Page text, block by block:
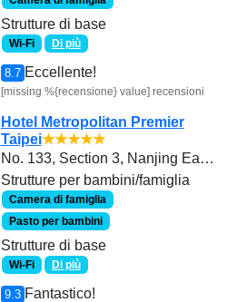
Strutture di base
Wi-Fi Di più
8.7 Eccellente!
[missing %{recensione} value] recensioni
Hotel Metropolitan Premier
Taipei★★★★★
No. 133, Section 3, Nanjing East Road
Strutture per bambini/famiglia
Camera di famiglia
Pasto per bambini
Strutture di base
Wi-Fi Di più
9.3 Fantastico!